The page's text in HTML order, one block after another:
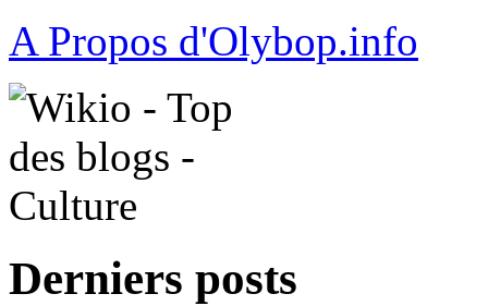
A Propos d'Olybop.info
Derniers posts